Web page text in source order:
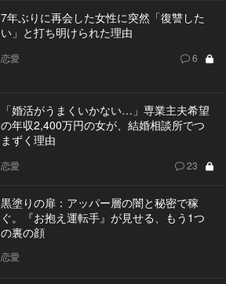
7年ぶりに再会した女性に突然「復讐した
い」と打ち明けられた理由
恋愛 6
「婚活がうまくいかない…」専業主夫希望
の年収2,400万円の女が、結婚相談所でつ
まずく理由
恋愛 23
黒塗りの扉：アッパー層の闇と秘密で稼
ぐ。『お抱え運転手』が見せる、もう1つ
の裏の顔
恋愛